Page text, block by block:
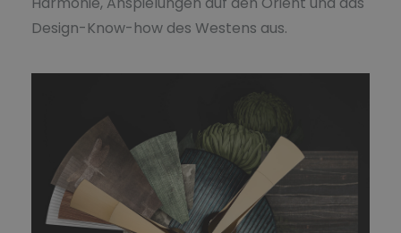
Design-Know-how des Westens aus.